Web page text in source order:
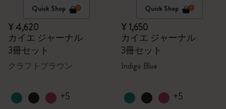
Quick Shop
¥ 4,620
カイエ ジャーナル
3冊セット
クラフトブラウン
+5
Quick Shop
¥ 1,650
カイエ ジャーナル
3冊セット
Indigo Blue
+5